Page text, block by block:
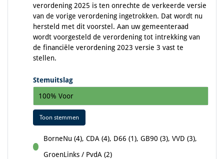
verordening 2025 is ten onrechte de verkeerde versie
van de vorige verordening ingetrokken. Dat wordt nu
hersteld met dit voorstel. Aan uw gemeenteraad
wordt voorgesteld de verordening tot intrekking van
de financiële verordening 2023 versie 3 vast te
stellen.
Stemuitslag
100% Voor
Toon stemmen
voor
BorneNu (4), CDA (4), D66 (1), GB90 (3), VVD (3),
GroenLinks / PvdA (2)